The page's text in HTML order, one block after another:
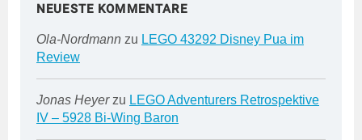
NEUESTE KOMMENTARE
Ola-Nordmann zu LEGO 43292 Disney Pua im
Review
Jonas Heyerzu LEGO Adventurers Retrospektive
IV – 5928 Bi-Wing Baron